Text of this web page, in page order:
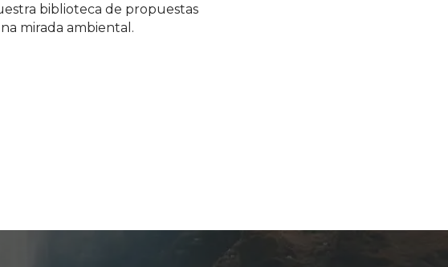
biblioteca de propuestas
mirada ambiental.